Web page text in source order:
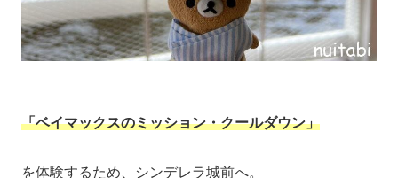
「ベイマックスのミッション・クールダウン」
を体験するため、シンデレラ城前へ。